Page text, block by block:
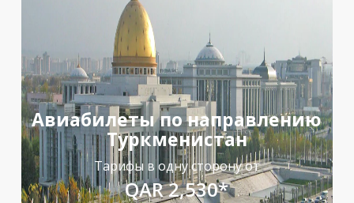
Авиабилеты по направлению
Туркменистан
Тарифы в одну сторону от
QAR 2,530*